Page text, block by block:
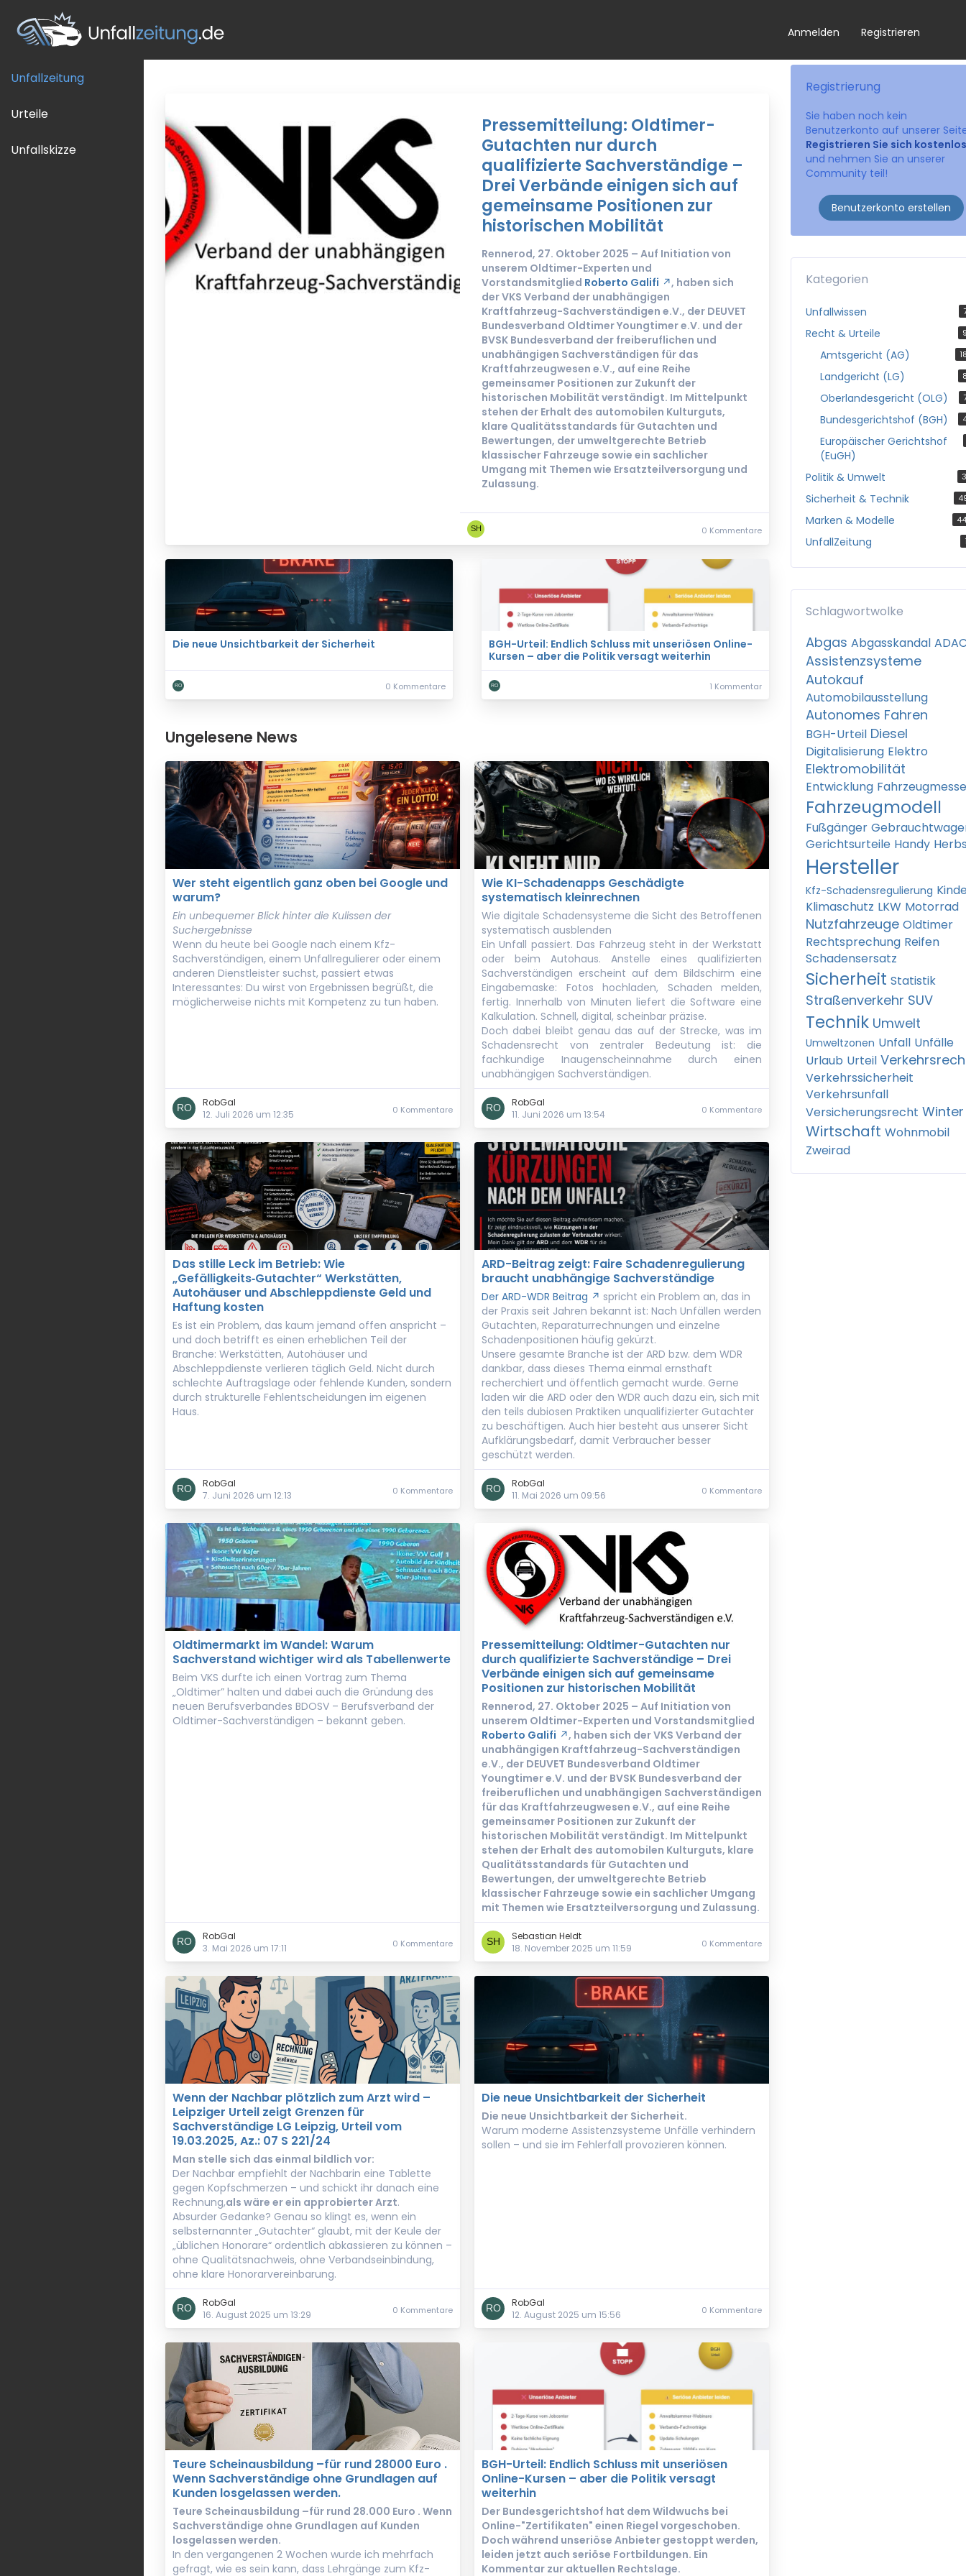
Unfallzeitung
Urteile
Unfallskizze
Anmelden Registrieren
Pressemitteilung: Oldtimer-
Gutachten nur durch
qualifizierte Sachverständige –
Drei Verbände einigen sich auf
gemeinsame Positionen zur
historischen Mobilität
Rennerod, 27. Oktober 2025 – Auf Initiation von
unserem Oldtimer-Experten und
Vorstandsmitglied Roberto Galifi
, haben sich
der VKS Verband der unabhängigen
Kraftfahrzeug-Sachverständigen e.V., der DEUVET
Bundesverband Oldtimer Youngtimer e.V. und der
BVSK Bundesverband der freiberuflichen und
unabhängigen Sachverständigen für das
Kraftfahrzeugwesen e.V., auf eine Reihe
gemeinsamer Positionen zur Zukunft der
historischen Mobilität verständigt. Im Mittelpunkt
stehen der Erhalt des automobilen Kulturguts,
klare Qualitätsstandards für Gutachten und
Bewertungen, der umweltgerechte Betrieb
klassischer Fahrzeuge sowie ein sachlicher
Umgang mit Themen wie Ersatzteilversorgung und
Zulassung.
0 Kommentare
Die neue Unsichtbarkeit der Sicherheit
0 Kommentare
BGH-Urteil: Endlich Schluss mit unseriösen Online-
Kursen – aber die Politik versagt weiterhin
1 Kommentar
Ungelesene News
Wer steht eigentlich ganz oben bei Google und
warum?
Ein unbequemer Blick hinter die Kulissen der
Suchergebnisse
Wenn du heute bei Google nach einem Kfz-
Sachverständigen, einem Unfallregulierer oder einem
anderen Dienstleister suchst, passiert etwas
Interessantes: Du wirst von Ergebnissen begrüßt, die
möglicherweise nichts mit Kompetenz zu tun haben.
RobGal
12. Juli 2026 um 12:35
0 Kommentare
Wie KI-Schadenapps Geschädigte
systematisch kleinrechnen
Wie digitale Schadensysteme die Sicht des Betroffenen
systematisch ausblenden
Ein Unfall passiert. Das Fahrzeug steht in der Werkstatt
oder beim Autohaus. Anstelle eines qualifizierten
Sachverständigen erscheint auf dem Bildschirm eine
Eingabemaske: Fotos hochladen, Schaden melden,
fertig. Innerhalb von Minuten liefert die Software eine
Kalkulation. Schnell, digital, scheinbar präzise.
Doch dabei bleibt genau das auf der Strecke, was im
Schadensrecht von zentraler Bedeutung ist: die
fachkundige Inaugenscheinnahme durch einen
unabhängigen Sachverständigen.
RobGal
11. Juni 2026 um 13:54
0 Kommentare
Das stille Leck im Betrieb: Wie
„Gefälligkeits‑Gutachter“ Werkstätten,
Autohäuser und Abschleppdienste Geld und
Haftung kosten
Es ist ein Problem, das kaum jemand offen anspricht –
und doch betrifft es einen erheblichen Teil der
Branche: Werkstätten, Autohäuser und
Abschleppdienste verlieren täglich Geld. Nicht durch
schlechte Auftragslage oder fehlende Kunden, sondern
durch strukturelle Fehlentscheidungen im eigenen
Haus.
RobGal
7. Juni 2026 um 12:13
0 Kommentare
ARD-Beitrag zeigt: Faire Schadenregulierung
braucht unabhängige Sachverständige
Der ARD-WDR Beitrag
spricht ein Problem an, das in
der Praxis seit Jahren bekannt ist: Nach Unfällen werden
Gutachten, Reparaturrechnungen und einzelne
Schadenpositionen häufig gekürzt.
Unsere gesamte Branche ist der ARD bzw. dem WDR
dankbar, dass dieses Thema einmal ernsthaft
recherchiert und öffentlich gemacht wurde. Gerne
laden wir die ARD oder den WDR auch dazu ein, sich mit
den teils dubiosen Praktiken unqualifizierter Gutachter
zu beschäftigen. Auch hier besteht aus unserer Sicht
Aufklärungsbedarf, damit Verbraucher besser
geschützt werden.
RobGal
11. Mai 2026 um 09:56
0 Kommentare
Oldtimermarkt im Wandel: Warum
Sachverstand wichtiger wird als Tabellenwerte
Beim VKS durfte ich einen Vortrag zum Thema
„Oldtimer” halten und dabei auch die Gründung des
neuen Berufsverbandes BDOSV – Berufsverband der
Oldtimer-Sachverständigen – bekannt geben.
RobGal
3. Mai 2026 um 17:11
0 Kommentare
Pressemitteilung: Oldtimer-Gutachten nur
durch qualifizierte Sachverständige – Drei
Verbände einigen sich auf gemeinsame
Positionen zur historischen Mobilität
Rennerod, 27. Oktober 2025 – Auf Initiation von
unserem Oldtimer-Experten und Vorstandsmitglied
Roberto Galifi
, haben sich der VKS Verband der
unabhängigen Kraftfahrzeug-Sachverständigen
e.V., der DEUVET Bundesverband Oldtimer
Youngtimer e.V. und der BVSK Bundesverband der
freiberuflichen und unabhängigen Sachverständigen
für das Kraftfahrzeugwesen e.V., auf eine Reihe
gemeinsamer Positionen zur Zukunft der
historischen Mobilität verständigt. Im Mittelpunkt
stehen der Erhalt des automobilen Kulturguts, klare
Qualitätsstandards für Gutachten und
Bewertungen, der umweltgerechte Betrieb
klassischer Fahrzeuge sowie ein sachlicher Umgang
mit Themen wie Ersatzteilversorgung und Zulassung.
Sebastian Heldt
18. November 2025 um 11:59
0 Kommentare
Wenn der Nachbar plötzlich zum Arzt wird –
Leipziger Urteil zeigt Grenzen für
Sachverständige LG Leipzig, Urteil vom
19.03.2025, Az.: 07 S 221/24
Man stelle sich das einmal bildlich vor:
Der Nachbar empfiehlt der Nachbarin eine Tablette
gegen Kopfschmerzen – und schickt ihr danach eine
Rechnung,als wäre er ein approbierter Arzt.
Absurder Gedanke? Genau so klingt es, wenn ein
selbsternannter „Gutachter“ glaubt, mit der Keule der
„üblichen Honorare“ ordentlich abkassieren zu können –
ohne Qualitätsnachweis, ohne Verbandseinbindung,
ohne klare Honorarvereinbarung.
RobGal
16. August 2025 um 13:29
0 Kommentare
Die neue Unsichtbarkeit der Sicherheit
Die neue Unsichtbarkeit der Sicherheit.
Warum moderne Assistenzsysteme Unfälle verhindern
sollen – und sie im Fehlerfall provozieren können.
RobGal
12. August 2025 um 15:56
0 Kommentare
Teure Scheinausbildung –für rund 28000 Euro .
Wenn Sachverständige ohne Grundlagen auf
Kunden losgelassen werden.
Teure Scheinausbildung –für rund 28.000 Euro . Wenn
Sachverständige ohne Grundlagen auf Kunden
losgelassen werden.
In den vergangenen 2 Wochen wurde ich mehrfach
gefragt, wie es sein kann, dass Lehrgänge zum Kfz-
BGH-Urteil: Endlich Schluss mit unseriösen
Online-Kursen – aber die Politik versagt
weiterhin
Der Bundesgerichtshof hat dem Wildwuchs bei
Online-"Zertifikaten" einen Riegel vorgeschoben.
Doch während unseriöse Anbieter gestoppt werden,
leiden jetzt auch seriöse Fortbildungen. Ein
Kommentar zur aktuellen Rechtslage.
Registrierung
Sie haben noch kein
Benutzerkonto auf unserer
Registrieren Sie sich kostenlos
und nehmen Sie an unserer
Community teil!
Benutzerkonto erstellen
Kategorien
Unfallwissen
Recht & Urteile
Amtsgericht (AG)
Landgericht (LG)
Oberlandesgericht (OLG)
Bundesgerichtshof (BGH)
Europäischer Gerichtshof
(EuGH)
Politik & Umwelt
Sicherheit & Technik
Marken & Modelle
UnfallZeitung
Schlagwortwolke
Abgas Abgasskandal
Assistenzsysteme
Autokauf
Automobilausstellung
Autonomes Fahren
BGH-Urteil Diesel
Digitalisierung Elektro
Elektromobilität
Entwicklung Fahrzeugmesse
Fahrzeugmodell
Fußgänger
Gerichtsurteile Handy
Hersteller
Kfz-Schadensregulierung
Klimaschutz LKW Motorrad
Nutzfahrzeuge Oldtimer
Rechtsprechung Reifen
Schadensersatz
Sicherheit Statistik
Straßenverkehr SUV
Technik Umwelt
Umweltzonen Unfall Unfälle
Urlaub Urteil
Verkehrssicherheit
Verkehrsunfall
Versicherungsrecht Winter
Wirtschaft Wohnmobil
Zweirad